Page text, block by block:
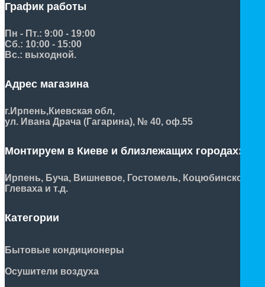
График работы
Пн - Пт.: 9:00 - 19:00
Сб.: 10:00 - 15:00
Вс.: выходной.
Адрес магазина
г.Ирпень,Киевская обл,
ул. Ивана Драча (Гагарина), № 40, оф.55
Монтируем в Киеве и близлежащих городах:
Ирпень, Буча, Вишневое, Гостомель, Коцюбинское,
Глеваха и т.д.
Категории
Бытовые кондиционеры
Осушители воздуха